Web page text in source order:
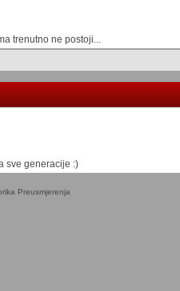
trenutno ne postoji...
sve generacije :)
Preusmjerenja